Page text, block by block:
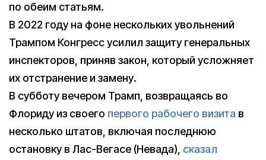
по обеим статьям.
В 2022 году на фоне нескольких увольнений
Трампом Конгресс усилил защиту генеральных
инспекторов, приняв закон, который усложняет
их отстранение и замену.
В субботу вечером Трамп, возвращаясь во
Флориду из своего первого рабочего визита в
несколько штатов, включая последнюю
остановку в Лас-Вегасе (Невада), сказал